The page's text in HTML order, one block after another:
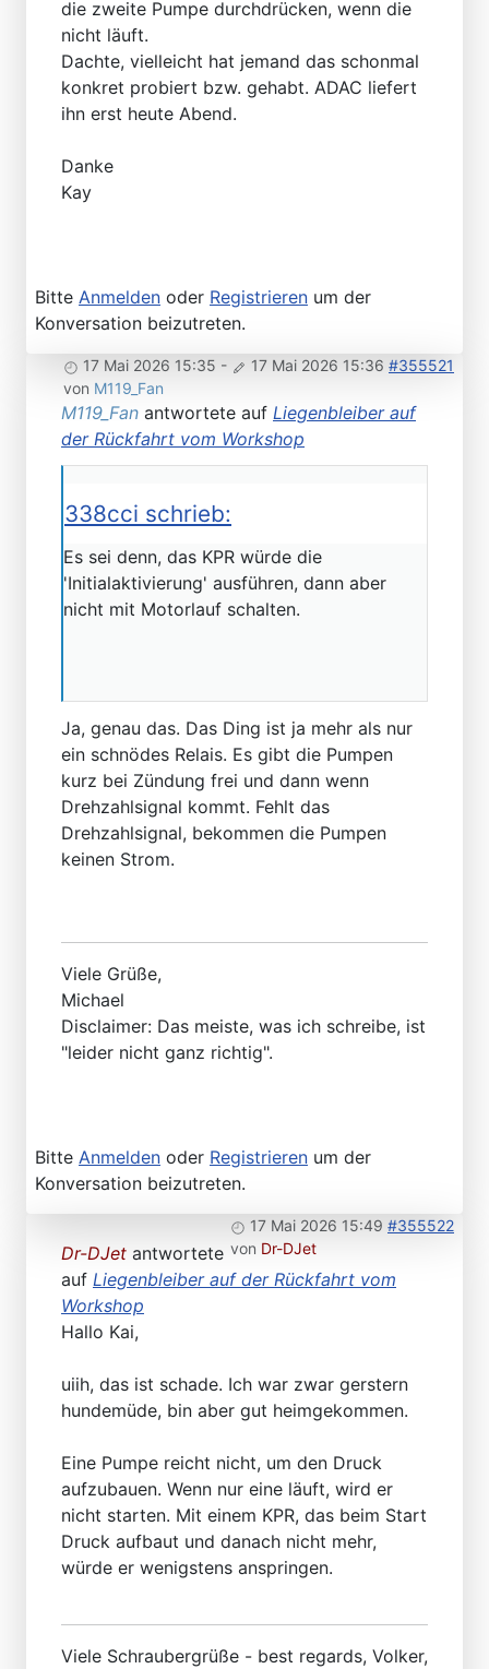
die zweite Pumpe durchdrücken, wenn die
nicht läuft.
Dachte, vielleicht hat jemand das schonmal
konkret probiert bzw. gehabt. ADAC liefert
ihn erst heute Abend.
Danke
Kay
Bitte Anmelden oder Registrieren um der
Konversation beizutreten.
17 Mai 2026 15:35 - 17 Mai 2026 15:36 #355521
von M119_Fan
M119_Fan antwortete auf Liegenbleiber auf
der Rückfahrt vom Workshop
338cci schrieb:
Es sei denn, das KPR würde die
'Initialaktivierung' ausführen, dann aber
nicht mit Motorlauf schalten.
Ja, genau das. Das Ding ist ja mehr als nur
ein schnödes Relais. Es gibt die Pumpen
kurz bei Zündung frei und dann wenn
Drehzahlsignal kommt. Fehlt das
Drehzahlsignal, bekommen die Pumpen
keinen Strom.
Viele Grüße,
Michael
Disclaimer: Das meiste, was ich schreibe, ist
"leider nicht ganz richtig".
Bitte Anmelden oder Registrieren um der
Konversation beizutreten.
17 Mai 2026 15:49 #355522
von Dr-DJet
Dr-DJet antwortete
auf Liegenbleiber auf der Rückfahrt vom
Workshop
Hallo Kai,
uiih, das ist schade. Ich war zwar gerstern
hundemüde, bin aber gut heimgekommen.
Eine Pumpe reicht nicht, um den Druck
aufzubauen. Wenn nur eine läuft, wird er
nicht starten. Mit einem KPR, das beim Start
Druck aufbaut und danach nicht mehr,
würde er wenigstens anspringen.
Viele Schraubergrüße - best regards, Volker,